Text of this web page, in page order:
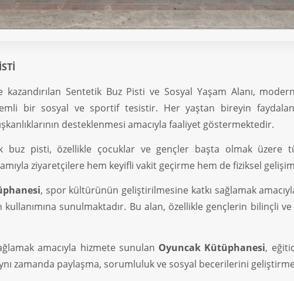
Sentetik Buz Pisti ve Sosyal Yaşam Alanı,
bir sosyal ve sportif tesistir. Her yaştan bireyin
desteklenmesi amacıyla faaliyet göstermektedir.
buz pisti, özellikle çocuklar ve gençler başta olmak üzere
ziyaretçilere hem keyifli vakit geçirme hem de fiziksel
, spor kültürünün geliştirilmesine katkı sağlamak
kullanımına sunulmaktadır. Bu alan, özellikle gençlerin bilinçli
amacıyla hizmete sunulan Oyuncak Kütüphanesi,
zamanda paylaşma, sorumluluk ve sosyal becerilerini geliştirme